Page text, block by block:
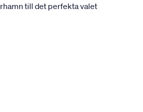
till det perfekta valet